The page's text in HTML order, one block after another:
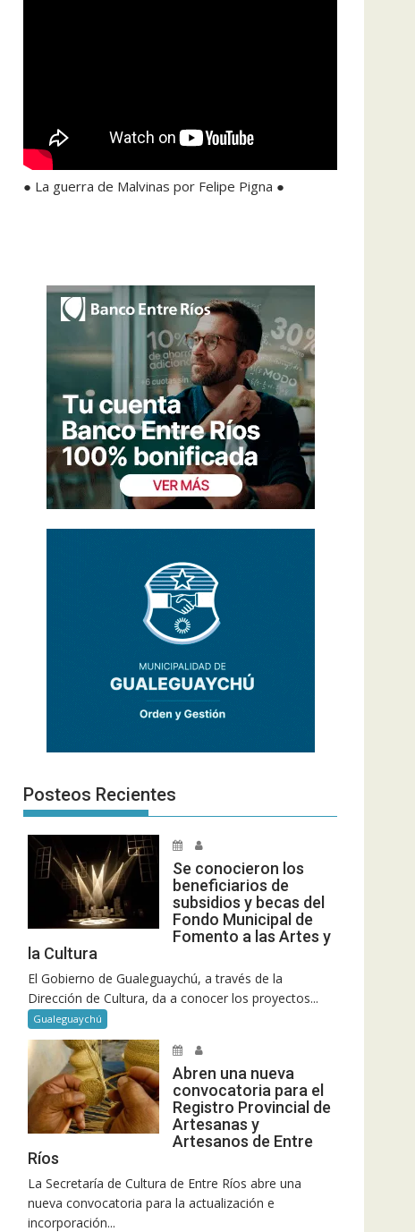
● La guerra de Malvinas por Felipe Pigna ●
Posteos Recientes
Se conocieron los
beneficiarios de
subsidios y becas del
Fondo Municipal de
Fomento a las Artes y
la Cultura
El Gobierno de Gualeguaychú, a través de la
Dirección de Cultura, da a conocer los proyectos...
Gualeguaychú
Abren una nueva
convocatoria para el
Registro Provincial de
Artesanas y
Artesanos de Entre
Ríos
La Secretaría de Cultura de Entre Ríos abre una
nueva convocatoria para la actualización e
incorporación...